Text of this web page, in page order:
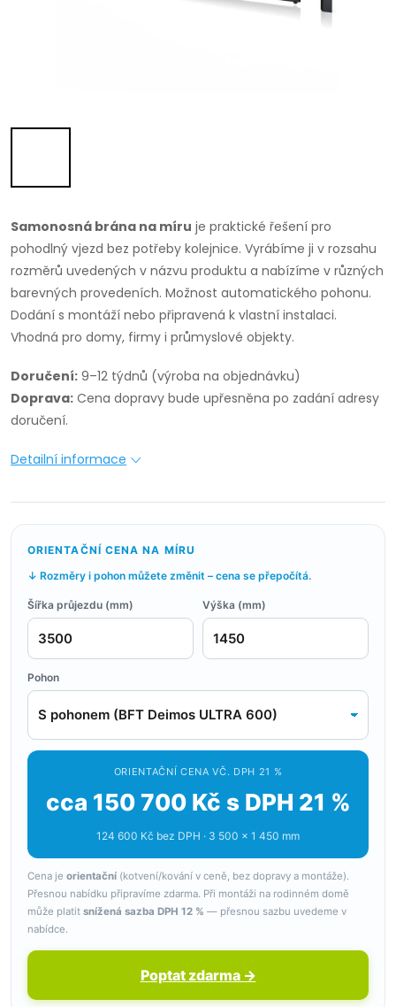
Samonosná brána na míru je praktické řešení pro
pohodlný vjezd bez potřeby kolejnice. Vyrábíme ji v rozsahu
rozměrů uvedených v názvu produktu a nabízíme v různých
barevných provedeních. Možnost automatického pohonu.
Dodání s montáží nebo připravená k vlastní instalaci.
Vhodná pro domy, firmy i průmyslové objekty.
Doručení: 9–12 týdnů (výroba na objednávku)
Doprava: Cena dopravy bude upřesněna po zadání adresy
doručení.
Detailní informace
ORIENTAČNÍ CENA NA MÍRU
↓ Rozměry i pohon můžete změnit – cena se přepočítá.
Šířka průjezdu (mm) Výška (mm)
Pohon
ORIENTAČNÍ CENA VČ. DPH 21 %
cca 150 700 Kč s DPH 21 %
124 600 Kč bez DPH · 3 500 × 1 450 mm
Cena je orientační (kotvení/kování v ceně, bez dopravy a montáže).
Přesnou nabídku připravíme zdarma. Při montáži na rodinném domě
může platit snížená sazba DPH 12 % — přesnou sazbu uvedeme v
nabídce.
Poptat zdarma →